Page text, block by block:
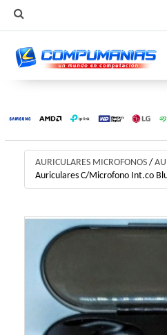
AURICULARES MICROFONOS /
Auriculares C/Microfono Int.co